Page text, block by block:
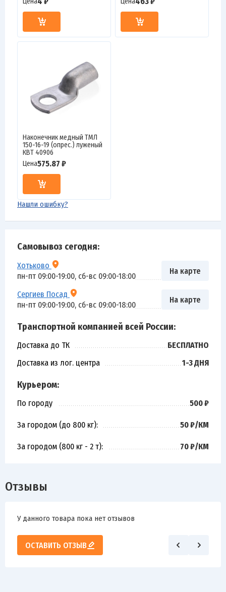
Самовывоз сегодня:
Хотьково
пн-пт 09:00-19:00, сб-вс 09:00-18:00
На карте
Сергиев Посад
пн-пт 09:00-19:00, сб-вс 09:00-18:00
На карте
Транспортной компанией всей России:
Доставка до ТК
БЕСПЛАТНО
Доставка из лог. центра
1-3 ДНЯ
Курьером:
По городу 500 ₽
За городом (до 800 кг): 50 ₽/КМ
За городом (800 кг - 2 т): 70 ₽/КМ
Наконечник медный ТМЛ
150-16-19 (опрес.) луженый
КВТ 40906
Цена575.87 ₽
Нашли ошибку?
Отзывы
У данного товара пока нет отзывов
ОСТАВИТЬ ОТЗЫВ